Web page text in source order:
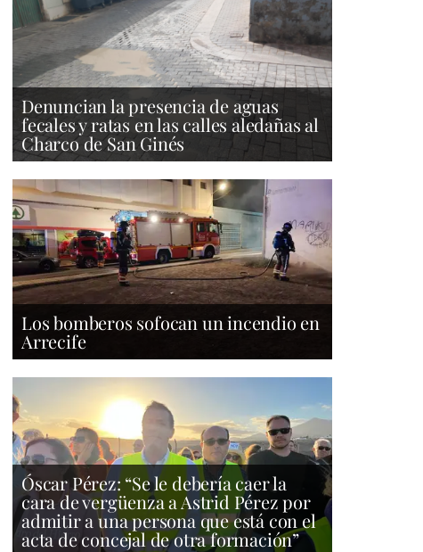
Denuncian la presencia de aguas
fecales y ratas en las calles aledañas al
Charco de San Ginés
Los bomberos sofocan un incendio en
Arrecife
Óscar Pérez: “Se le debería caer la
cara de vergüenza a Astrid Pérez por
admitir a una persona que está con el
acta de concejal de otra formación”